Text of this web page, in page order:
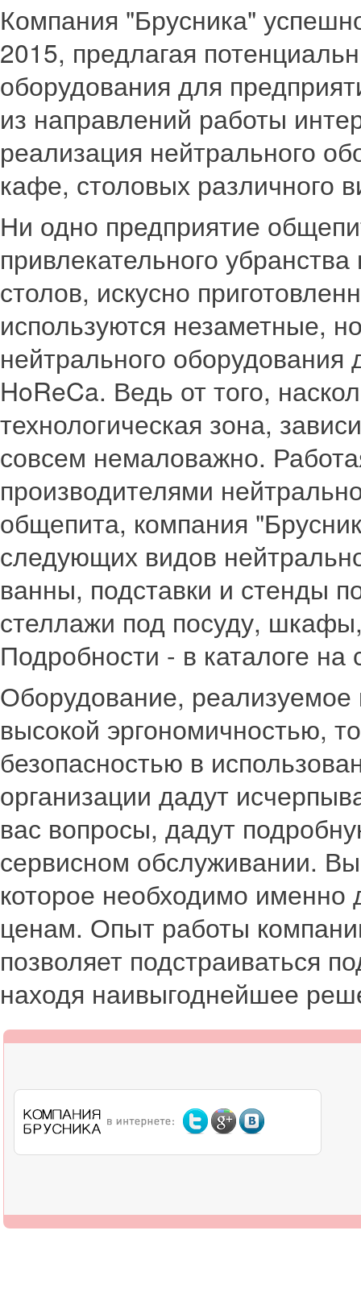
Компания "Брусника"
2015, предлагая
оборудования для
из направлений работы
реализация нейтрального
кафе, столовых различного
Ни одно предприятие
привлекательного
столов, искусно
используются незаметные,
нейтрального
HoReCa. Ведь от того,
технологическая зона,
совсем немаловажно.
производителями
общепита, компания
следующих видов
ванны, подставки и стенды
стеллажи под посуду,
Подробности - в каталоге на
Оборудование, реализуемое
высокой эргономичностью,
безопасностью в
организации дадут
вас вопросы, дадут
сервисном обслуживании.
которое необходимо
ценам. Опыт работы
позволяет подстраиваться
находя наивыгоднейшее